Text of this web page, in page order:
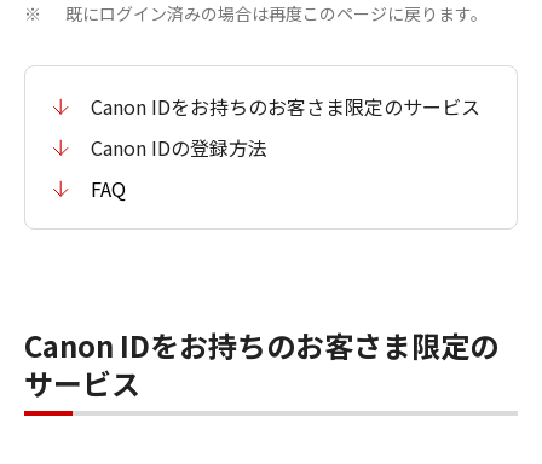
※ 既にログイン済みの場合は再度このページに戻ります。
Canon IDをお持ちのお客さま限定のサービス
Canon IDの登録方法
FAQ
Canon IDをお持ちのお客さま限定の
サービス